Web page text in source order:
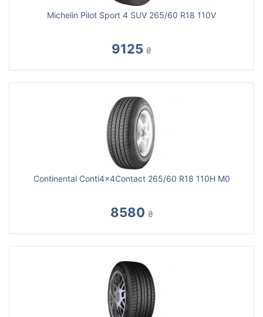
Michelin Pilot Sport 4 SUV 265/60 R18 110V
9125 ₴
Continental Conti4x4Contact 265/60 R18 110H M0
8580 ₴